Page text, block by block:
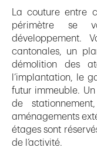
La couture entre
périmètre se
développement.
cantonales, un
démolition des
l’implantation, le
futur immeuble.
de
aménagements
étages sont
de l’activité.